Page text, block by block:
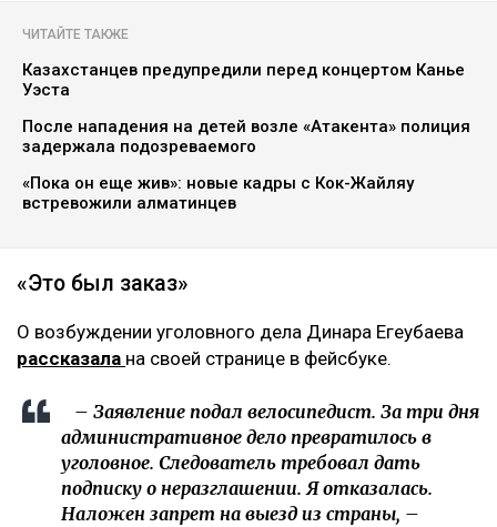
ЧИТАЙТЕ ТАКЖЕ
Казахстанцев предупредили перед концертом Канье
Уэста
После нападения на детей возле «Атакента» полиция
задержала подозреваемого
«Пока он еще жив»: новые кадры с Кок-Жайляу
встревожили алматинцев
«Это был заказ»
О возбуждении уголовного дела Динара Егеубаева
рассказала на своей странице в фейсбуке.
– Заявление подал велосипедист. За три дня
административное дело превратилось в
уголовное. Следователь требовал дать
подписку о неразглашении. Я отказалась.
Наложен запрет на выезд из страны, –